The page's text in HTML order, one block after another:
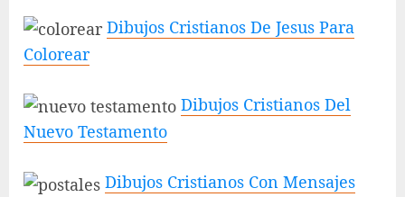
Dibujos Cristianos De Jesus Para
Colorear
Dibujos Cristianos Del
Nuevo Testamento
Dibujos Cristianos Con Mensajes